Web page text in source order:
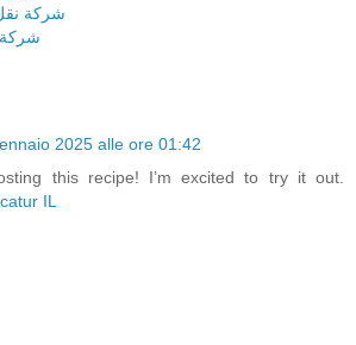
شركة
شركة
2025 alle ore 01:42
this recipe! I’m excited to try it out.
IL